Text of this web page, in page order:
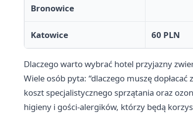
Bronowice
Katowice 60 PLN
Dlaczego warto wybrać hotel przyjazny
Wiele osób pyta: “dlaczego muszę
koszt specjalistycznego sprzątania oraz
higieny i gości-alergików, którzy będą